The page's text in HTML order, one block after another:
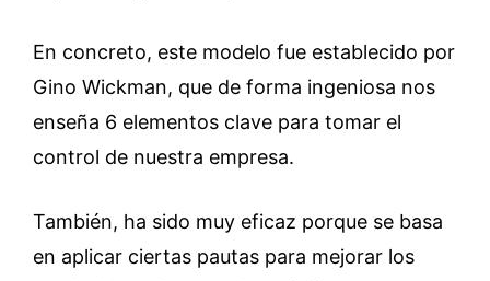
En concreto, este modelo fue establecido por
Gino Wickman, que de forma ingeniosa nos
enseña 6 elementos clave para tomar el
control de nuestra empresa.
También, ha sido muy eficaz porque se basa
en aplicar ciertas pautas para mejorar los